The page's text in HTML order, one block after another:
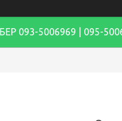
093-5006969 | 095-